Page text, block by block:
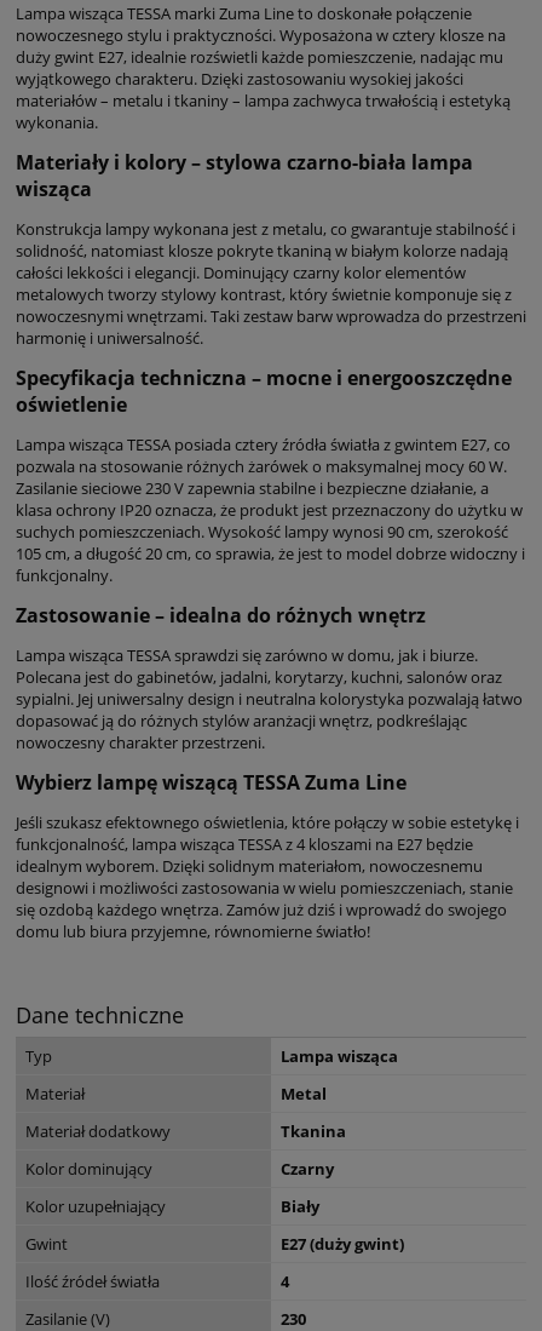
Lampa wisząca TESSA marki Zuma Line to doskonałe połączenie
nowoczesnego stylu i praktyczności. Wyposażona w cztery klosze na
duży gwint E27, idealnie rozświetli każde pomieszczenie, nadając mu
wyjątkowego charakteru. Dzięki zastosowaniu wysokiej jakości
materiałów – metalu i tkaniny – lampa zachwyca trwałością i estetyką
wykonania.
Materiały i kolory – stylowa czarno-biała lampa
wisząca
Konstrukcja lampy wykonana jest z metalu, co gwarantuje stabilność i
solidność, natomiast klosze pokryte tkaniną w białym kolorze nadają
całości lekkości i elegancji. Dominujący czarny kolor elementów
metalowych tworzy stylowy kontrast, który świetnie komponuje się z
nowoczesnymi wnętrzami. Taki zestaw barw wprowadza do przestrzeni
harmonię i uniwersalność.
Specyfikacja techniczna – mocne i energooszczędne
oświetlenie
Lampa wisząca TESSA posiada cztery źródła światła z gwintem E27, co
pozwala na stosowanie różnych żarówek o maksymalnej mocy 60 W.
Zasilanie sieciowe 230 V zapewnia stabilne i bezpieczne działanie, a
klasa ochrony IP20 oznacza, że produkt jest przeznaczony do użytku w
suchych pomieszczeniach. Wysokość lampy wynosi 90 cm, szerokość
105 cm, a długość 20 cm, co sprawia, że jest to model dobrze widoczny i
funkcjonalny.
Zastosowanie – idealna do różnych wnętrz
Lampa wisząca TESSA sprawdzi się zarówno w domu, jak i biurze.
Polecana jest do gabinetów, jadalni, korytarzy, kuchni, salonów oraz
sypialni. Jej uniwersalny design i neutralna kolorystyka pozwalają łatwo
dopasować ją do różnych stylów aranżacji wnętrz, podkreślając
nowoczesny charakter przestrzeni.
Wybierz lampę wiszącą TESSA Zuma Line
Jeśli szukasz efektownego oświetlenia, które połączy w sobie estetykę i
funkcjonalność, lampa wisząca TESSA z 4 kloszami na E27 będzie
idealnym wyborem. Dzięki solidnym materiałom, nowoczesnemu
designowi i możliwości zastosowania w wielu pomieszczeniach, stanie
się ozdobą każdego wnętrza. Zamów już dziś i wprowadź do swojego
domu lub biura przyjemne, równomierne światło!
Dane techniczne
Typ
Lampa wisząca
Materiał
Metal
Materiał dodatkowy
Tkanina
Kolor dominujący
Czarny
Kolor uzupełniający
Biały
Gwint
E27 (duży gwint)
Ilość źródeł światła
4
Zasilanie (V)
230